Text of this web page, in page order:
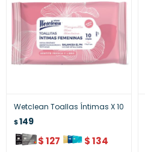
Wetclean Toallas Íntimas X 10
$149
$127 $134